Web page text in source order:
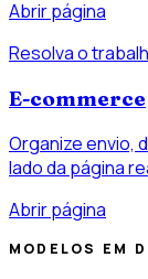
Abrir página
Resolva o
E-commerce
Organize envio,
lado da página
Abrir página
MODELOS EM